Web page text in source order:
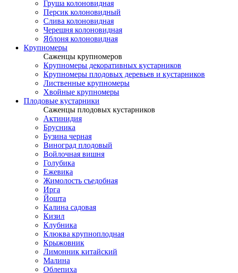
Груша колоновидная
Персик колоновидный
Слива колоновидная
Черешня колоновидная
Яблоня колоновидная
Крупномеры
Саженцы крупномеров
Крупномеры декоративных кустарников
Крупномеры плодовых деревьев и кустарников
Лиственные крупномеры
Хвойные крупномеры
Плодовые кустарники
Саженцы плодовых кустарников
Актинидия
Брусника
Бузина черная
Виноград плодовый
Войлочная вишня
Голубика
Ежевика
Жимолость съедобная
Ирга
Йошта
Калина садовая
Кизил
Клубника
Клюква крупноплодная
Крыжовник
Лимонник китайский
Малина
Облепиха